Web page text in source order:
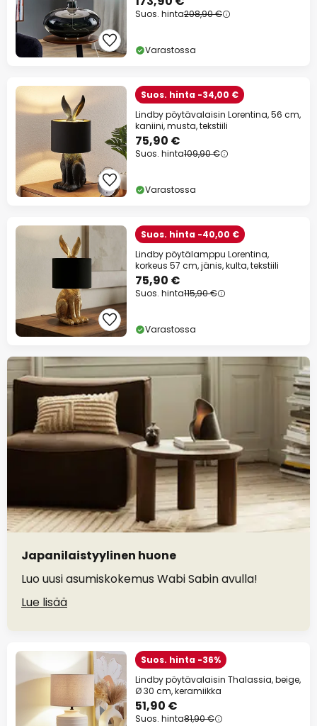
Suos. hinta208,90 €
Varastossa
Suos. hinta -34,00 €
Lindby pöytävalaisin Lorentina, 56 cm,
kaniini, musta, tekstiili
75,90 €
Suos. hinta109,90 €
Varastossa
Suos. hinta -40,00 €
Lindby pöytälamppu Lorentina,
korkeus 57 cm, jänis, kulta, tekstiili
75,90 €
Suos. hinta115,90 €
Varastossa
Japanilaistyylinen huone
Luo uusi asumiskokemus Wabi Sabin avulla!
Lue lisää
Suos. hinta -36%
Lindby pöytävalaisin Thalassia, beige,
Ø 30 cm, keramiikka
51,90 €
Suos. hinta81,90 €